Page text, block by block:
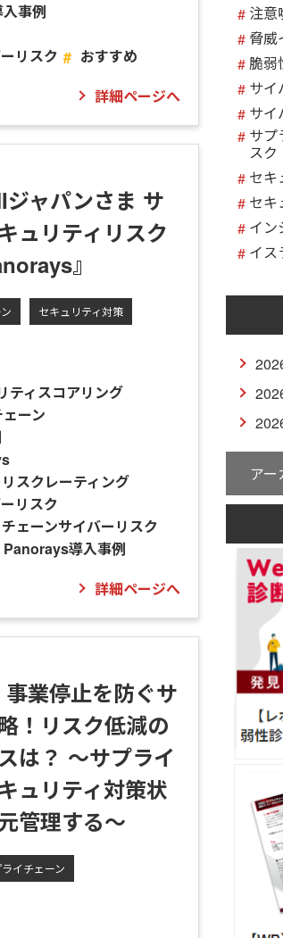
事例
リスク
おすすめ
詳細ページへ
ジャパンさま サ
ュリティリスク
』
セキュリティ対策
ティスコアリング
ーン
スクレーティング
リスク
ェーンサイバーリスク
Panorays導入事例
詳細ページへ
事業停止を防ぐサ
！リスク低減の
は？ ～サプライ
ュリティ対策状
管理する～
イチェーン
注意
脅威
脆弱
サイ
サイ
サプ
スク
セキ
セキ
イン
イス
ア